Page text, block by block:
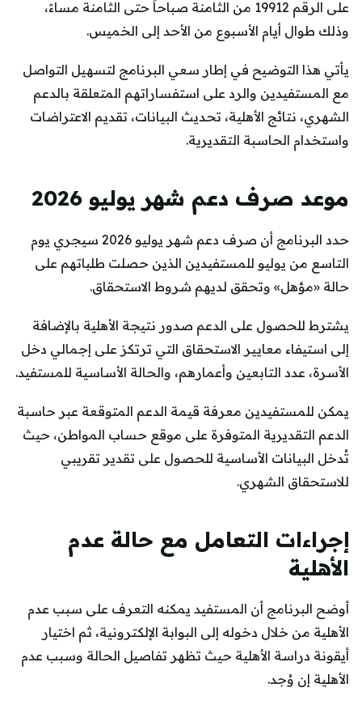
على الرقم 19912 من الثامنة صباحاً حتى الثامنة مساءً،
وذلك طوال أيام الأسبوع من الأحد إلى الخميس.
يأتي هذا التوضيح في إطار سعي البرنامج لتسهيل التواصل
مع المستفيدين والرد على استفساراتهم المتعلقة بالدعم
الشهري، نتائج الأهلية، تحديث البيانات، تقديم الاعتراضات
واستخدام الحاسبة التقديرية.
موعد صرف دعم شهر يوليو 2026
حدد البرنامج أن صرف دعم شهر يوليو 2026 سيجري يوم
التاسع من يوليو للمستفيدين الذين حصلت طلباتهم على
حالة «مؤهل» وتحقق لديهم شروط الاستحقاق.
يشترط للحصول على الدعم صدور نتيجة الأهلية بالإضافة
إلى استيفاء معايير الاستحقاق التي ترتكز على إجمالي دخل
الأسرة، عدد التابعين وأعمارهم، والحالة الأساسية للمستفيد.
يمكن للمستفيدين معرفة قيمة الدعم المتوقعة عبر حاسبة
الدعم التقديرية المتوفرة على موقع حساب المواطن، حيث
تُدخل البيانات الأساسية للحصول على تقدير تقريبي
للاستحقاق الشهري.
إجراءات التعامل مع حالة عدم
الأهلية
أوضح البرنامج أن المستفيد يمكنه التعرف على سبب عدم
الأهلية من خلال دخوله إلى البوابة الإلكترونية، ثم اختيار
أيقونة دراسة الأهلية حيث تظهر تفاصيل الحالة وسبب عدم
الأهلية إن وُجد.